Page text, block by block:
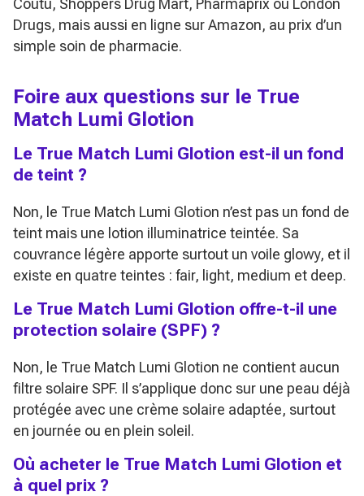
Coutu, Shoppers Drug Mart, Pharmaprix ou London
Drugs, mais aussi en ligne sur Amazon, au prix d’un
simple soin de pharmacie.
Foire aux questions sur le True
Match Lumi Glotion
Le True Match Lumi Glotion est-il un fond
de teint ?
Non, le True Match Lumi Glotion n’est pas un fond de
teint mais une lotion illuminatrice teintée. Sa
couvrance légère apporte surtout un voile glowy, et il
existe en quatre teintes : fair, light, medium et deep.
Le True Match Lumi Glotion offre-t-il une
protection solaire (SPF) ?
Non, le True Match Lumi Glotion ne contient aucun
filtre solaire SPF. Il s’applique donc sur une peau déjà
protégée avec une crème solaire adaptée, surtout
en journée ou en plein soleil.
Où acheter le True Match Lumi Glotion et
à quel prix ?